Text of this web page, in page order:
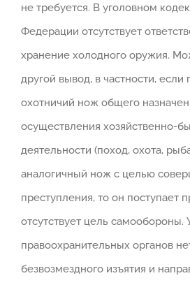
не требуется. В уголовном
Федерации отсутствует
хранение холодного оружия.
другой вывод, в частности, если
охотничий нож общего
осуществления хозяйственно-
деятельности (поход, охота,
аналогичный нож с целью
преступления, то он поступает
отсутствует цель самообороны.
правоохранительных органов
безвозмездного изъятия и